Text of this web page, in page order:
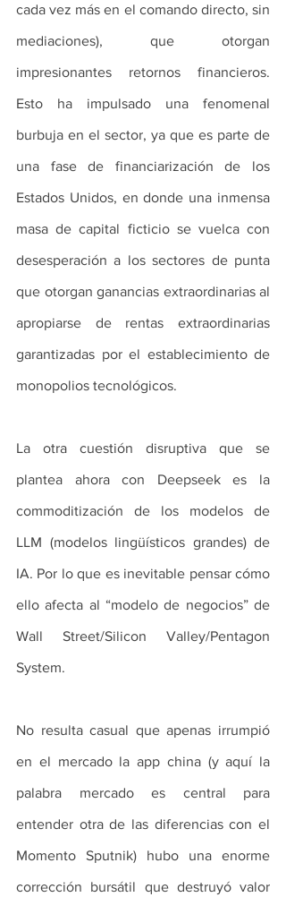
cada vez más en el comando directo, sin
mediaciones), que otorgan
impresionantes retornos financieros.
Esto ha impulsado una fenomenal
burbuja en el sector, ya que es parte de
una fase de financiarización de los
Estados Unidos, en donde una inmensa
masa de capital ficticio se vuelca con
desesperación a los sectores de punta
que otorgan ganancias extraordinarias al
apropiarse de rentas extraordinarias
garantizadas por el establecimiento de
monopolios tecnológicos.
La otra cuestión disruptiva que se
plantea ahora con Deepseek es la
commoditización de los modelos de
LLM (modelos lingüísticos grandes) de
IA. Por lo que es inevitable pensar cómo
ello afecta al “modelo de negocios” de
Wall Street/Silicon Valley/Pentagon
System.
No resulta casual que apenas irrumpió
en el mercado la app china (y aquí la
palabra mercado es central para
entender otra de las diferencias con el
Momento Sputnik) hubo una enorme
corrección bursátil que destruyó valor